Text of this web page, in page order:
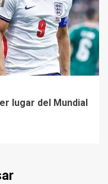
lugar del Mundial